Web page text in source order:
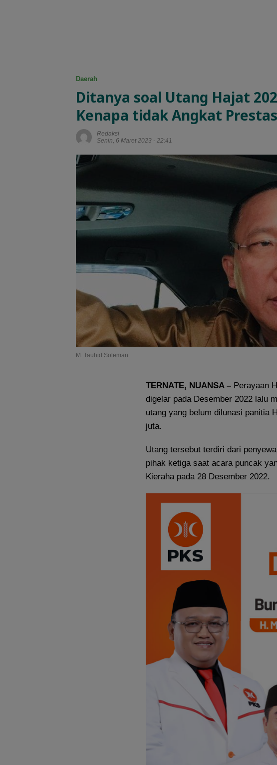
Daerah
Ditanya soal Utang Hajat
Kenapa tidak Angkat
Redaksi
Senin, 6 Maret 2023 - 22:41
M. Tauhid Soleman.
TERNATE, NUANSA – Perayaan
digelar pada Desember 2022 lalu
utang yang belum dilunasi panitia
juta.
Utang tersebut terdiri dari
pihak ketiga saat acara puncak
Kieraha pada 28 Desember 2022.